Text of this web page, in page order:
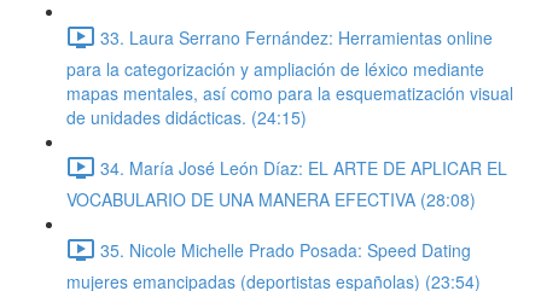
33. Laura Serrano Fernández: Herramientas online
para la categorización y ampliación de léxico mediante
mapas mentales, así como para la esquematización visual
de unidades didácticas. (24:15)
34. María José León Díaz: EL ARTE DE APLICAR EL
VOCABULARIO DE UNA MANERA EFECTIVA (28:08)
35. Nicole Michelle Prado Posada: Speed Dating
mujeres emancipadas (deportistas españolas) (23:54)